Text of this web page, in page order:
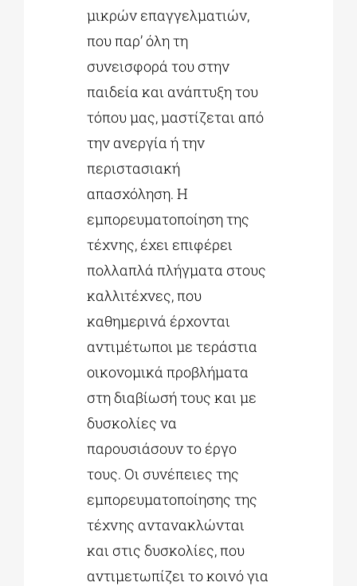
μικρών επαγγελματιών,
που παρ’ όλη τη
συνεισφορά του στην
παιδεία και ανάπτυξη του
τόπου μας, μαστίζεται από
την ανεργία ή την
περιστασιακή
απασχόληση. Η
εμπορευματοποίηση της
τέχνης, έχει επιφέρει
πολλαπλά πλήγματα στους
καλλιτέχνες, που
καθημερινά έρχονται
αντιμέτωποι με τεράστια
οικονομικά προβλήματα
στη διαβίωσή τους και με
δυσκολίες να
παρουσιάσουν το έργο
τους. Οι συνέπειες της
εμπορευματοποίησης της
τέχνης αντανακλώνται
και στις δυσκολίες, που
αντιμετωπίζει το κοινό για